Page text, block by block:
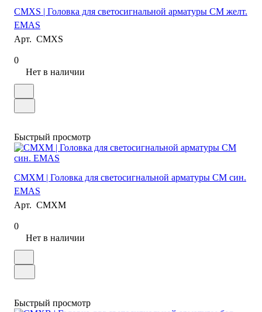
CMXS | Головка для светосигнальной арматуры CM желт.
EMAS
Арт. CMXS
0
Нет в наличии
Быстрый просмотр
CMXM | Головка для светосигнальной арматуры CM син.
EMAS
Арт. CMXM
0
Нет в наличии
Быстрый просмотр